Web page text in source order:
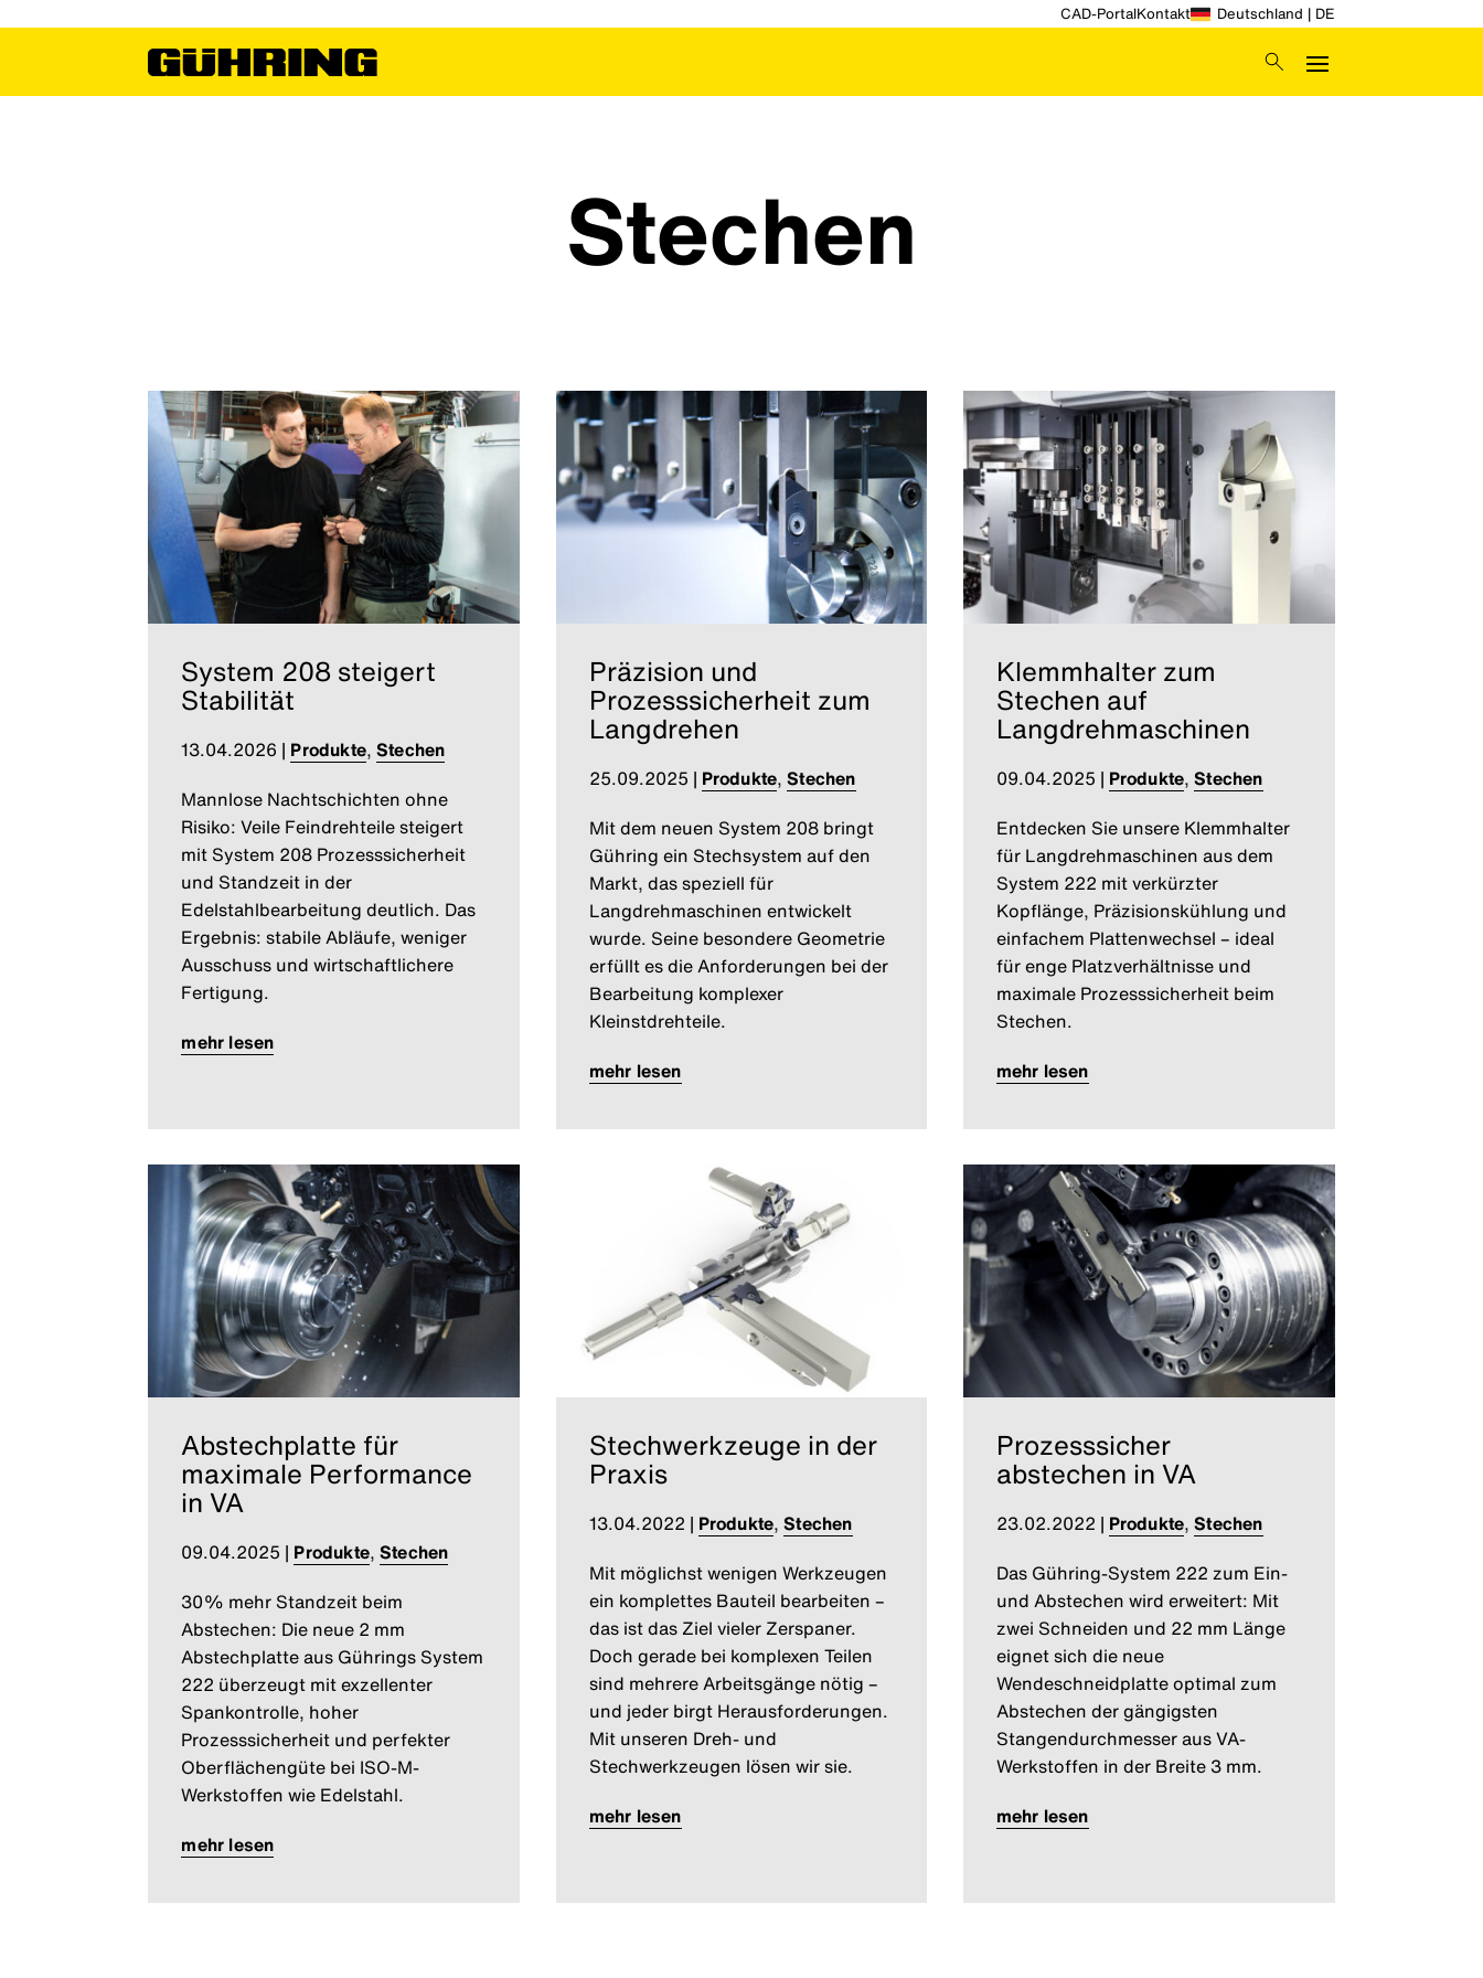
CAD-PortalKontakt Deutschland | DE
Stechen
System 208 steigert
Stabilität
13.04.2026 | Produkte,Stechen
Mannlose Nachtschichten ohne
Risiko: Veile Feindrehteile steigert
mit System 208 Prozesssicherheit
und Standzeit in der
Edelstahlbearbeitung deutlich. Das
Ergebnis: stabile Abläufe, weniger
Ausschuss und wirtschaftlichere
Fertigung.
mehr lesen
Abstechplatte für
maximale Performance
in VA
09.04.2025 | Produkte,Stechen
30% mehr Standzeit beim
Abstechen: Die neue 2 mm
Abstechplatte aus Gührings System
222 überzeugt mit exzellenter
Spankontrolle, hoher
Prozesssicherheit und perfekter
Oberflächengüte bei ISO-M-
Werkstoffen wie Edelstahl.
mehr lesen
Präzision und
Prozesssicherheit zum
Langdrehen
25.09.2025 | Produkte,Stechen
Mit dem neuen System 208 bringt
Gühring ein Stechsystem auf den
Markt, das speziell für
Langdrehmaschinen entwickelt
wurde. Seine besondere Geometrie
erfüllt es die Anforderungen bei der
Bearbeitung komplexer
Kleinstdrehteile.
mehr lesen
Stechwerkzeuge in der
Praxis
13.04.2022 | Produkte,Stechen
Mit möglichst wenigen Werkzeugen
ein komplettes Bauteil bearbeiten –
das ist das Ziel vieler Zerspaner.
Doch gerade bei komplexen Teilen
sind mehrere Arbeitsgänge nötig –
und jeder birgt Herausforderungen.
Mit unseren Dreh- und
Stechwerkzeugen lösen wir sie.
mehr lesen
Klemmhalter zum
Stechen auf
Langdrehmaschinen
09.04.2025 | Produkte,Stechen
Entdecken Sie unsere Klemmhalter
für Langdrehmaschinen aus dem
System 222 mit verkürzter
Kopflänge, Präzisionskühlung und
einfachem Plattenwechsel – ideal
für enge Platzverhältnisse und
maximale Prozesssicherheit beim
Stechen.
mehr lesen
Prozesssicher
abstechen in VA
23.02.2022 | Produkte,Stechen
Das Gühring-System 222 zum Ein-
und Abstechen wird erweitert: Mit
zwei Schneiden und 22 mm Länge
eignet sich die neue
Wendeschneidplatte optimal zum
Abstechen der gängigsten
Stangendurchmesser aus VA-
Werkstoffen in der Breite 3 mm.
mehr lesen